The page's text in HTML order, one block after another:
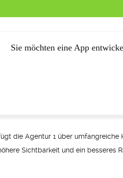
Sie möchten eine App
die Agentur 1 über
Sichtbarkeit und ein besseres